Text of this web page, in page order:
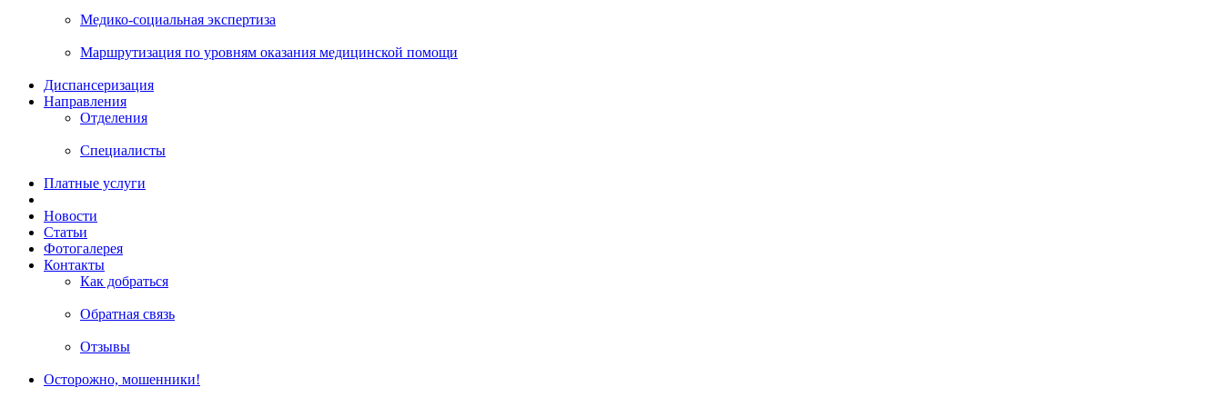
Медико-социальная экспертиза
Маршрутизация по уровням оказания медицинской помощи
Диспансеризация
Направления
Отделения
Специалисты
Платные услуги
Новости
Статьи
Фотогалерея
Контакты
Как добраться
Обратная связь
Отзывы
Осторожно, мошенники!